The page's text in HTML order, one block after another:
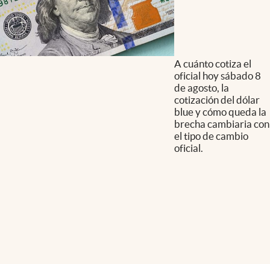
A cuánto cotiza el
oficial hoy sábado 8
de agosto, la
cotización del dólar
blue y cómo queda la
brecha cambiaria con
el tipo de cambio
oficial.